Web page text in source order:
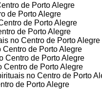
de Porto Alegre
de Porto Alegre
de Porto Alegre
de Porto Alegre
no Centro de Porto Alegre
Centro de Porto Alegre
Centro de Porto Alegre
Centro de Porto Alegre
no Centro de Porto
de Porto Alegre